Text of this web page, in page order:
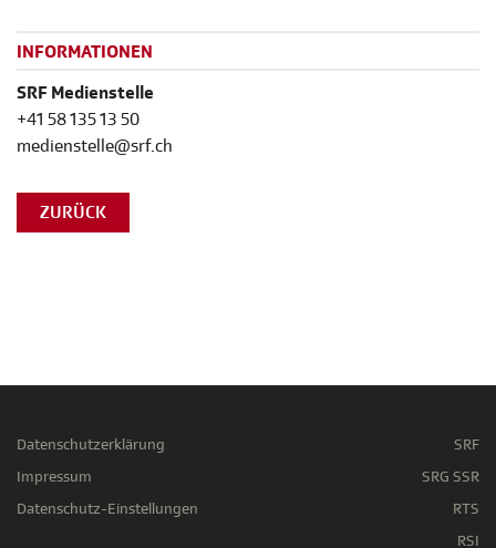
INFORMATIONEN
SRF Medienstelle
+41 58 135 13 50
medienstelle@srf.ch
ZURÜCK
Datenschutzerklärung
Impressum
Datenschutz-Einstellungen
SRF
SRG SSR
RTS
RSI